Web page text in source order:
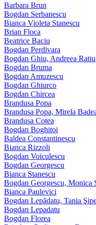
Barbara Brun
Bogdan Serbanescu
Bianca Violeta Stanescu
Brian Floca
Beatrice Baciu
Bogdan Perdivara
Bogdan Ghiu, Andreea Ratiu
Bogdan Bruma
Bogdan Amuzescu
Bogdan Ghiurco
Bogdan Chircea
Brandusa Popa
Brandusa Popa, Mirela
Brandusa Cotea
Bogdan Boghitoi
Baldea Constantinescu
Bianca Rizzoli
Bogdan Voiculescu
Bogdan Georgescu
Bianca Stanescu
Bogdan Georgescu, Monica
Bianca Paulevici
Bogdan Lepădatu, Tania
Bogdan Lepadatu
Bogdan Florea